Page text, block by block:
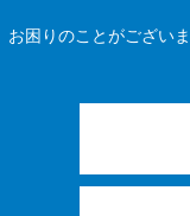
お困りのことがござい